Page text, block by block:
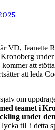
VD, Jeanette
under
att
att leda
om
teamet i
under
till i detta